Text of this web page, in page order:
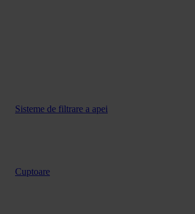
Sisteme de filtrare a apei
Cuptoare